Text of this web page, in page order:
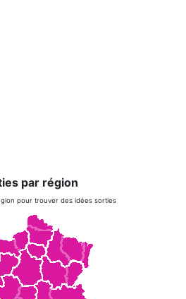
par région
pour trouver des idées sorties